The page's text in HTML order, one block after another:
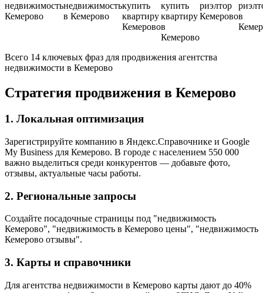
недвижимость
Кемерово
недвижимость
в Кемерово
купить
квартиру
Кемерово
купить
квартиру
в
Кемерово
риэлтор
Кемеровов
Всего 14 ключевых фраз для продвижения агентства
недвижимости в Кемерово
Стратегия продвижения в Кемерово
1. Локальная оптимизация
Зарегистрируйте компанию в Яндекс.Справочнике и Google
My Business для Кемерово. В городе с населением 550 000
важно выделиться среди конкурентов — добавьте фото,
отзывы, актуальные часы работы.
2. Региональные запросы
Создайте посадочные страницы под "недвижимость
Кемерово", "недвижимость в Кемерово цены", "недвижимость
Кемерово отзывы".
3. Карты и справочники
Для агентства недвижимости в Кемерово карты дают до 40%